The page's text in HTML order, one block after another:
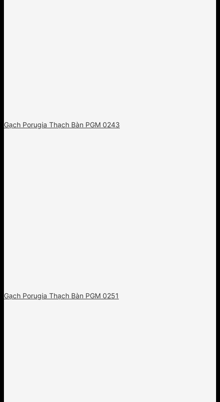
Gạch Porugia Thạch Bàn PGM 0243
Gạch Porugia Thạch Bàn PGM 0251